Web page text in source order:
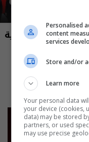
أخبار السومرية
12:45 | 2026-08-05
Personalised
content
services
Store and/or
Learn more
Your personal data
your device (cookies,
data) may be stored
partners, or used
may use precise